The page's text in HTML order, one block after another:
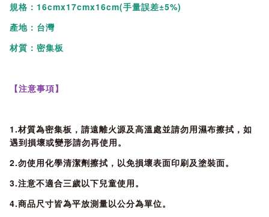
規格：16cmx17cmx16cm(手量誤差±5%)
產地：台灣
材質：密集板
【注意事項】
1.材質為密集板，請遠離火源及高溫處並請勿用濕布擦拭，如
遇到損壞或變形請勿再使用。
2.勿使用化學清潔劑擦拭，以免損壞表面印刷及塗裝面。
3.注意不適合三歲以下兒童使用。
4.商品尺寸皆為平放測量以公分為單位。